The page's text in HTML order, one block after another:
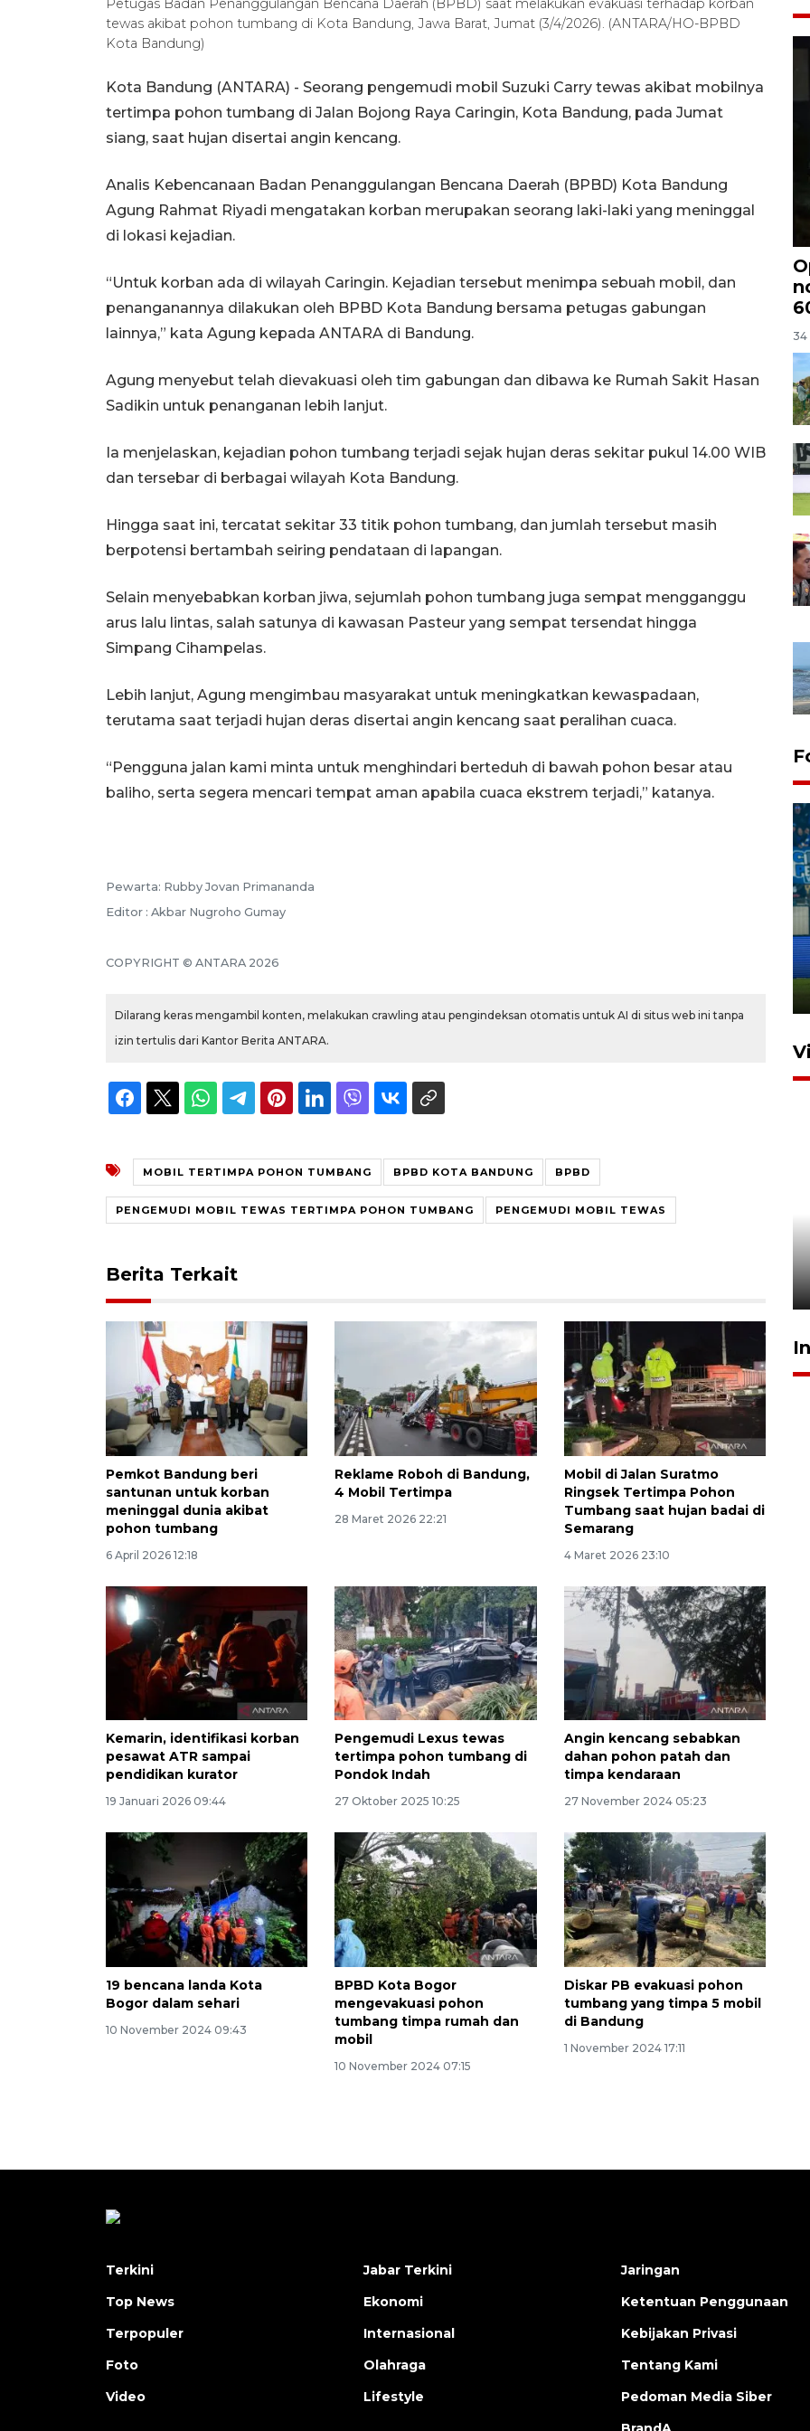
Petugas Badan Penanggulangan Bencana Daerah (BPBD) saat melakukan evakuasi terhadap korban
tewas akibat pohon tumbang di Kota Bandung, Jawa Barat, Jumat (3/4/2026). (ANTARA/HO-BPBD
Kota Bandung)
Kota Bandung (ANTARA) - Seorang pengemudi mobil Suzuki Carry tewas akibat mobilnya
tertimpa pohon tumbang di Jalan Bojong Raya Caringin, Kota Bandung, pada Jumat
siang, saat hujan disertai angin kencang.
Analis Kebencanaan Badan Penanggulangan Bencana Daerah (BPBD) Kota Bandung
Agung Rahmat Riyadi mengatakan korban merupakan seorang laki-laki yang meninggal
di lokasi kejadian.
“Untuk korban ada di wilayah Caringin. Kejadian tersebut menimpa sebuah mobil, dan
penanganannya dilakukan oleh BPBD Kota Bandung bersama petugas gabungan
lainnya,” kata Agung kepada ANTARA di Bandung.
Agung menyebut telah dievakuasi oleh tim gabungan dan dibawa ke Rumah Sakit Hasan
Sadikin untuk penanganan lebih lanjut.
Ia menjelaskan, kejadian pohon tumbang terjadi sejak hujan deras sekitar pukul 14.00 WIB
dan tersebar di berbagai wilayah Kota Bandung.
Hingga saat ini, tercatat sekitar 33 titik pohon tumbang, dan jumlah tersebut masih
berpotensi bertambah seiring pendataan di lapangan.
Selain menyebabkan korban jiwa, sejumlah pohon tumbang juga sempat mengganggu
arus lalu lintas, salah satunya di kawasan Pasteur yang sempat tersendat hingga
Simpang Cihampelas.
Lebih lanjut, Agung mengimbau masyarakat untuk meningkatkan kewaspadaan,
terutama saat terjadi hujan deras disertai angin kencang saat peralihan cuaca.
“Pengguna jalan kami minta untuk menghindari berteduh di bawah pohon besar atau
baliho, serta segera mencari tempat aman apabila cuaca ekstrem terjadi,” katanya.
Pewarta: Rubby Jovan Primananda
Editor : Akbar Nugroho Gumay
COPYRIGHT © ANTARA 2026
Dilarang keras mengambil konten, melakukan crawling atau pengindeksan otomatis untuk AI di situs web ini tanpa
izin tertulis dari Kantor Berita ANTARA.
MOBIL TERTIMPA POHON TUMBANG BPBD KOTA BANDUNG BPBD
PENGEMUDI MOBIL TEWAS TERTIMPA POHON TUMBANG PENGEMUDI MOBIL TEWAS
Berita Terkait
Pemkot Bandung beri
santunan untuk korban
meninggal dunia akibat
pohon tumbang
6 April 2026 12:18
Reklame Roboh di Bandung,
4 Mobil Tertimpa
28 Maret 2026 22:21
Mobil di Jalan Suratmo
Ringsek Tertimpa Pohon
Tumbang saat hujan badai di
Semarang
4 Maret 2026 23:10
Kemarin, identifikasi korban
pesawat ATR sampai
pendidikan kurator
19 Januari 2026 09:44
Pengemudi Lexus tewas
tertimpa pohon tumbang di
Pondok Indah
27 Oktober 2025 10:25
Angin kencang sebabkan
dahan pohon patah dan
timpa kendaraan
27 November 2024 05:23
19 bencana landa Kota
Bogor dalam sehari
10 November 2024 09:43
BPBD Kota Bogor
mengevakuasi pohon
tumbang timpa rumah dan
mobil
10 November 2024 07:15
Diskar PB evakuasi pohon
tumbang yang timpa 5 mobil
di Bandung
1 November 2024 17:11
34
Pigai: Penangkapan begal
Memberantas kejahatan
jalanan Jakarta
2026-08-05 18:00:00
Terkini
Top News
Terpopuler
Foto
Video
Jabar Terkini
Ekonomi
Internasional
Olahraga
Lifestyle
Jaringan
Ketentuan Penggunaan
Kebijakan Privasi
Tentang Kami
Pedoman Media Siber